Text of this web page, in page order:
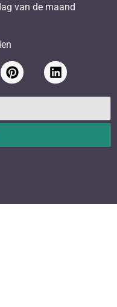
van de maand